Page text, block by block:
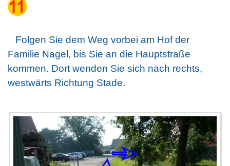
Folgen Sie dem Weg vorbei am Hof der
Familie Nagel, bis Sie an die Hauptstraße
kommen. Dort wenden Sie sich nach rechts,
westwärts Richtung Stade.